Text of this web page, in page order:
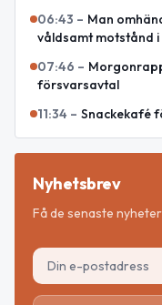
06:43 – Man
våldsamt motstånd
07:46 –
försvarsavtal
11:34 – Snackekafé
Nyhetsbrev
Få de senaste